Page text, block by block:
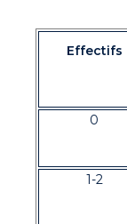
Effectifs
0
1-2